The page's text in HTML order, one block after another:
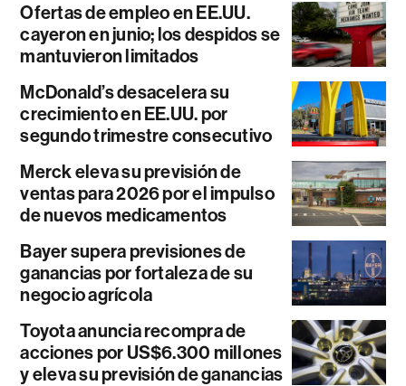
Ofertas de empleo en EE.UU.
cayeron en junio; los despidos se
mantuvieron limitados
McDonald’s desacelera su
crecimiento en EE.UU. por
segundo trimestre consecutivo
Merck eleva su previsión de
ventas para 2026 por el impulso
de nuevos medicamentos
Bayer supera previsiones de
ganancias por fortaleza de su
negocio agrícola
Toyota anuncia recompra de
acciones por US$6.300 millones
y eleva su previsión de ganancias